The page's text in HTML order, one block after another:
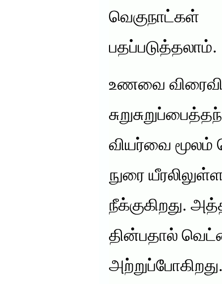
பதப்படுத்தலாம்.
உணவை
வியர்வை மூலம்
நுரை
நீக்குகிறது.
தின்பதால்